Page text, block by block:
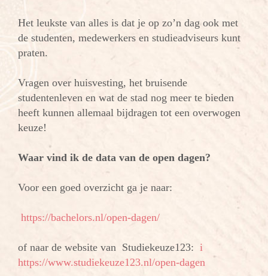
Het leukste van alles is dat je op zo’n dag ook met
de studenten, medewerkers en studieadviseurs kunt
praten.
Vragen over huisvesting, het bruisende
studentenleven en wat de stad nog meer te bieden
heeft kunnen allemaal bijdragen tot een overwogen
keuze!
Waar vind ik de data van de open dagen?
Voor een goed overzicht ga je naar:
https://bachelors.nl/open-dagen/
of naar de website van Studiekeuze123: i
https://www.studiekeuze123.nl/open-dagen